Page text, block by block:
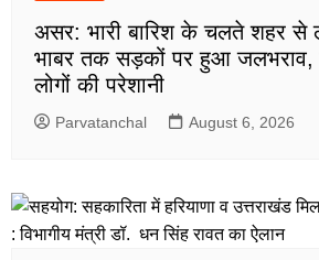
असर: भारी बारिश के चलते शहर से
भाबर तक सड़कों पर हुआ जलभराव,
लोगों की परेशानी
Parvatanchal August 6, 2026